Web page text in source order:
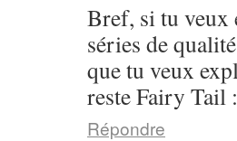
Bref, si tu veux
séries de
que tu veux
reste Fairy Tail
Répondre